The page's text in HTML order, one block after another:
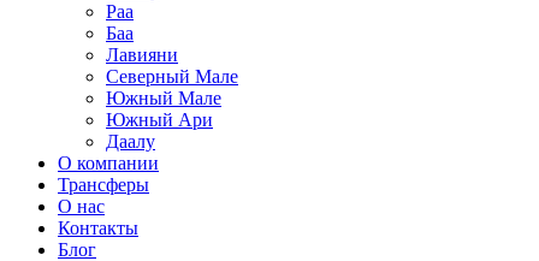
Раа
Баа
Лавияни
Северный Мале
Южный Мале
Южный Ари
Даалу
О компании
Трансферы
О нас
Контакты
Блог